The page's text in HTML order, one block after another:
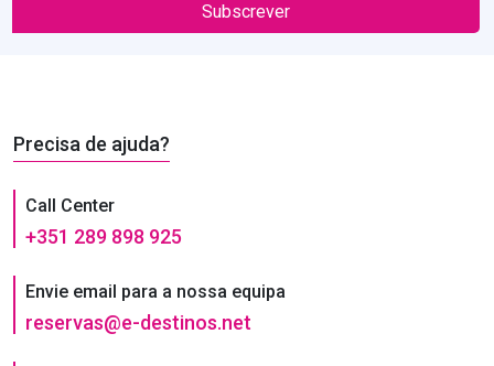
Subscrever
Precisa de ajuda?
Call Center
+351 289 898 925
Envie email para a nossa equipa
reservas@e-destinos.net